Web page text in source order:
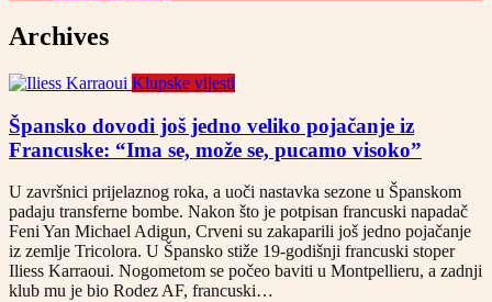
Archives
Klupske vijesti
Špansko dovodi još jedno veliko pojačanje iz
Francuske: “Ima se, može se, pucamo visoko”
U završnici prijelaznog roka, a uoči nastavka sezone u Španskom
padaju transferne bombe. Nakon što je potpisan francuski napadač
Feni Yan Michael Adigun, Crveni su zakaparili još jedno pojačanje
iz zemlje Tricolora. U Špansko stiže 19-godišnji francuski stoper
Iliess Karraoui. Nogometom se počeo baviti u Montpellieru, a zadnji
klub mu je bio Rodez AF, francuski…